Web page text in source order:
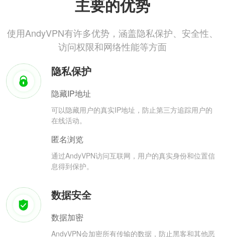
主要的优势
使用AndyVPN有许多优势，涵盖隐私保护、安全性、
访问权限和网络性能等方面
隐私保护
隐藏IP地址
可以隐藏用户的真实IP地址，防止第三方追踪用户的
在线活动。
匿名浏览
通过AndyVPN访问互联网，用户的真实身份和位置信
息得到保护。
数据安全
数据加密
AndyVPN会加密所有传输的数据，防止黑客和其他恶